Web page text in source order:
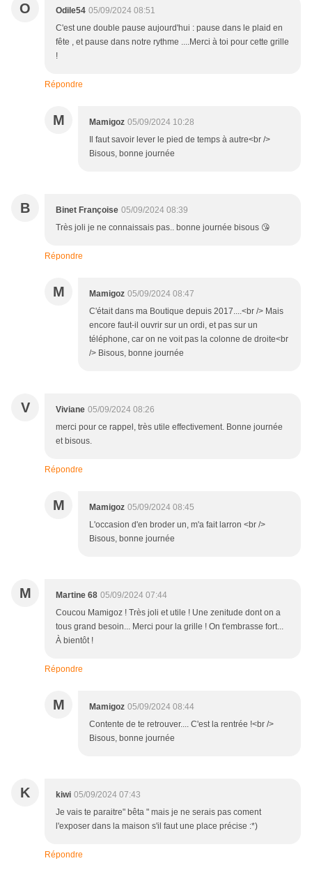
O Odile54 05/09/2024 08:51
C'est une double pause aujourd'hui : pause dans le plaid en
fête , et pause dans notre rythme ....Merci à toi pour cette grille
!
Répondre
M Mamigoz 05/09/2024 10:28
Il faut savoir lever le pied de temps à autre<br />
Bisous, bonne journée
B Binet Françoise 05/09/2024 08:39
Très joli je ne connaissais pas.. bonne journée bisous 😘
Répondre
M Mamigoz 05/09/2024 08:47
C'était dans ma Boutique depuis 2017....<br /> Mais
encore faut-il ouvrir sur un ordi, et pas sur un
téléphone, car on ne voit pas la colonne de droite<br
/> Bisous, bonne journée
V Viviane 05/09/2024 08:26
merci pour ce rappel, très utile effectivement. Bonne journée
et bisous.
Répondre
M Mamigoz 05/09/2024 08:45
L'occasion d'en broder un, m'a fait larron <br />
Bisous, bonne journée
M Martine 68 05/09/2024 07:44
Coucou Mamigoz ! Très joli et utile ! Une zenitude dont on a
tous grand besoin... Merci pour la grille ! On t'embrasse fort...
À bientôt !
Répondre
M Mamigoz 05/09/2024 08:44
Contente de te retrouver.... C'est la rentrée !<br />
Bisous, bonne journée
K kiwi 05/09/2024 07:43
Je vais te paraitre" bêta " mais je ne serais pas coment
l'exposer dans la maison s'il faut une place précise :*)
Répondre